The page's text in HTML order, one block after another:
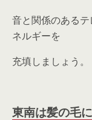
音と関係のある
ネルギーを
充填しましょう。
東南は髪の毛